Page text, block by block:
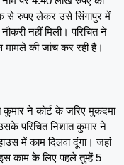
से रुपए लेकर उसे सिंगापुर में
नहीं मिली। परिचित ने
मामले की जांच कर रही है।
कुमार ने कोर्ट के जरिए मुकदमा
परिचित निशांत कुमार ने
में काम दिलवा दूंगा। जहां
काम के लिए पहले तुम्हें 5